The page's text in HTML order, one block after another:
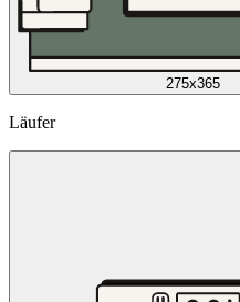
275x365
Läufer